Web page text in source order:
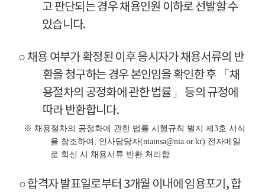
고 판단되는 경우 채용인원 이하로 선발할 수
있습니다.
○ 채용 여부가 확정된 이후 응시자가 채용서류의 반
환을 청구하는 경우 본인임을 확인한 후 「채
용절차의 공정화에 관한 법률」 등의 규정에
따라 반환합니다.
※ 채용절차의 공정화에 관한 법률 시행규칙 별지 제3호 서식
을 참조하여, 인사담당자(niainsa@nia.or.kr) 전자메일
로 회신 시 채용서류 반환 처리함
○ 합격자 발표일로부터 3개월 이내에 임용포기, 합